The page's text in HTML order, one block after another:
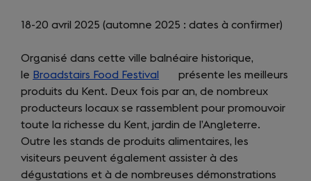
18-20 avril 2025 (automne 2025 : dates à confirmer)
Organisé dans cette ville balnéaire historique,
le Broadstairs Food Festival
(opens
in
a
new
tab)
présente les meilleurs
produits du Kent. Deux fois par an, de nombreux
producteurs locaux se rassemblent pour promouvoir
toute la richesse du Kent, jardin de l’Angleterre.
Outre les stands de produits alimentaires, les
visiteurs peuvent également assister à des
dégustations et à de nombreuses démonstrations